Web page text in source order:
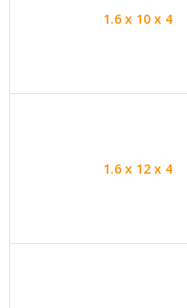
1.6 x 10 x 4
1.6 x 12 x 4